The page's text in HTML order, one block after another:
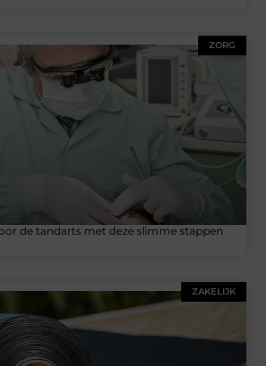
ZORG
de tandarts met deze slimme stappen
ZAKELIJK